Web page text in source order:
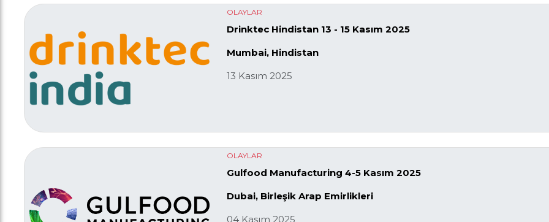
OLAYLAR
Drinktec Hindistan 13 - 15 Kasım 2025
Mumbai, Hindistan
13 Kasım 2025
OLAYLAR
Gulfood Manufacturing 4-5 Kasım 2025
Dubai, Birleşik Arap Emirlikleri
04 Kasım 2025